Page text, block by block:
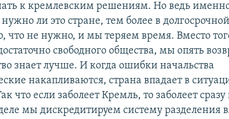
к кремлевским решениям. Но ведь
ли это стране, тем более в долгосрочной
что не нужно, и мы теряем время. Вместо
свободного общества, мы опять
знает лучше. И когда ошибки начальства
накапливаются, страна впадает в
что если заболеет Кремль, то заболеет сразу
мы дискредитируем систему разделения